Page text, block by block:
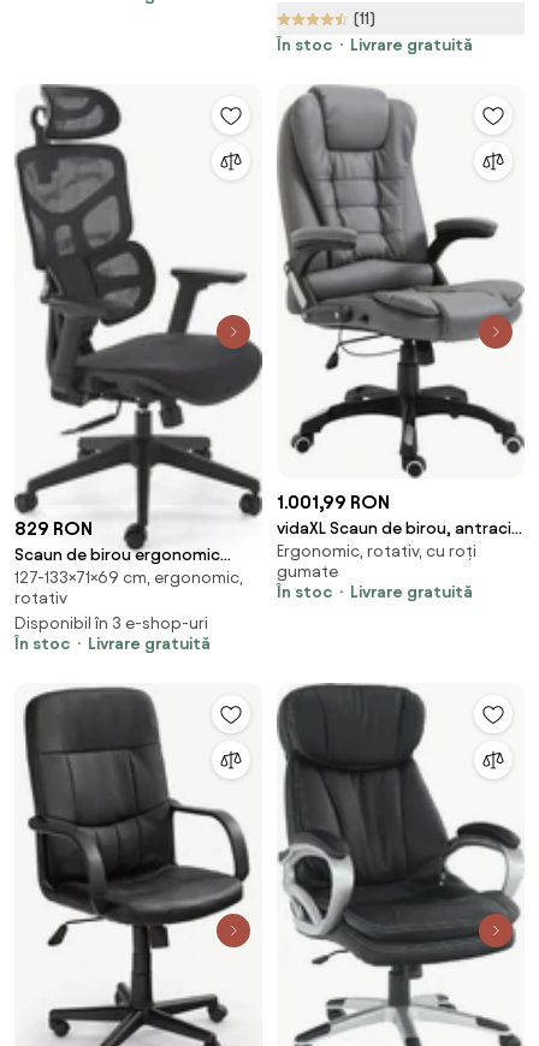
masaj si incalzire, 67L x 74P x
107-116Acm, negru | Aosom
(11)
În stoc
Livrare gratuită
829 RON
Scaun de birou ergonomic
Macar - negru
127-133×71×69 cm, ergonomic,
rotativ
Disponibil în 3 e-shop-uri
În stoc
Livrare gratuită
1.001,99 RON
vidaXL Scaun de birou, antracit,
piele ecologică
Ergonomic, rotativ, cu roți
gumate
În stoc
Livrare gratuită